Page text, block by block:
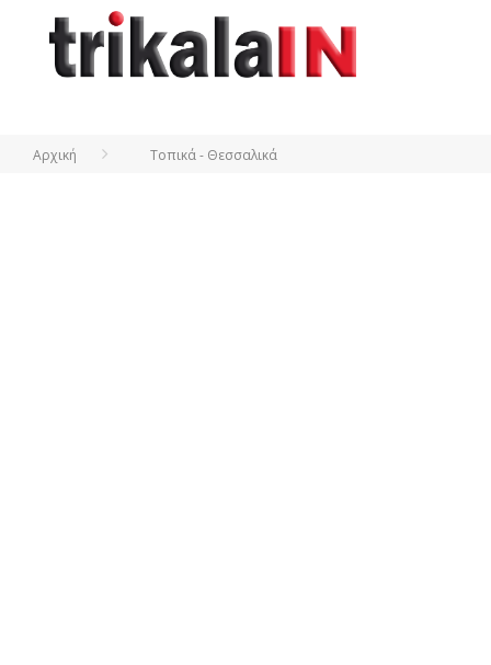
Αρχική Τοπικά - Θεσσαλικά